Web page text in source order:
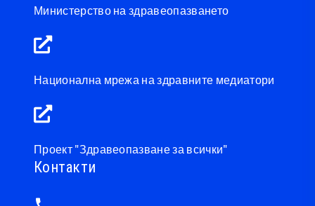
Министерство на здравеопазването
Национална мрежа на здравните медиатори
Проект "Здравеопазване за всички"
Контакти